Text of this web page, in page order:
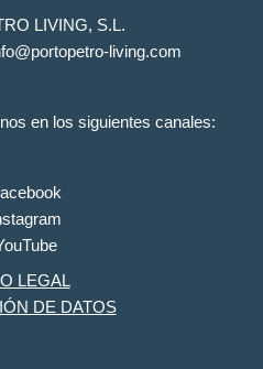
LIVING, S.L.
living.com
en los siguientes canales:
LEGAL
DE DATOS